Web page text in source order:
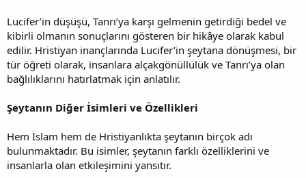
Lucifer’in düşüşü, Tanrı’ya karşı gelmenin getirdiği bedel ve
kibirli olmanın sonuçlarını gösteren bir hikâye olarak kabul
edilir. Hristiyan inançlarında Lucifer’in şeytana dönüşmesi, bir
tür öğreti olarak, insanlara alçakgönüllülük ve Tanrı’ya olan
bağlılıklarını hatırlatmak için anlatılır.
Şeytanın Diğer İsimleri ve Özellikleri
Hem İslam hem de Hristiyanlıkta şeytanın birçok adı
bulunmaktadır. Bu isimler, şeytanın farklı özelliklerini ve
insanlarla olan etkileşimini yansıtır.